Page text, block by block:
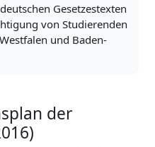
Gesetzestexten
von Studierenden
und Baden-
der